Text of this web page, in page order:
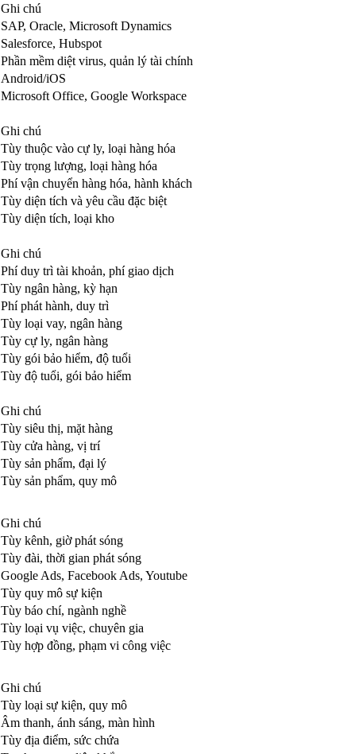
Ghi chú
SAP, Oracle, Microsoft Dynamics
Salesforce, Hubspot
Phần mềm diệt virus, quản lý tài chính
Android/iOS
Microsoft Office, Google Workspace
Ghi chú
Tùy thuộc vào cự ly, loại hàng hóa
Tùy trọng lượng, loại hàng hóa
Phí vận chuyển hàng hóa, hành khách
Tùy diện tích và yêu cầu đặc biệt
Tùy diện tích, loại kho
Ghi chú
Phí duy trì tài khoản, phí giao dịch
Tùy ngân hàng, kỳ hạn
Phí phát hành, duy trì
Tùy loại vay, ngân hàng
Tùy cự ly, ngân hàng
Tùy gói bảo hiểm, độ tuổi
Tùy độ tuổi, gói bảo hiểm
Ghi chú
Tùy siêu thị, mặt hàng
Tùy cửa hàng, vị trí
Tùy sản phẩm, đại lý
Tùy sản phẩm, quy mô
Ghi chú
Tùy kênh, giờ phát sóng
Tùy đài, thời gian phát sóng
Google Ads, Facebook Ads, Youtube
Tùy quy mô sự kiện
Tùy báo chí, ngành nghề
Tùy loại vụ việc, chuyên gia
Tùy hợp đồng, phạm vi công việc
Ghi chú
Tùy loại sự kiện, quy mô
Âm thanh, ánh sáng, màn hình
Tùy địa điểm, sức chứa